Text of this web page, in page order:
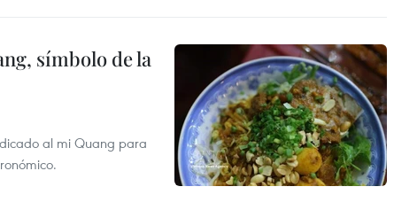
símbolo de la
al mi Quang para